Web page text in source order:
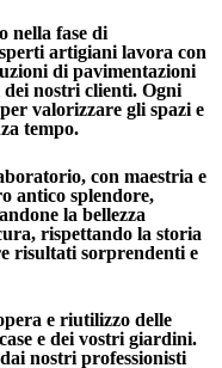
nella fase di
artigiani lavora con
di pavimentazioni
dei nostri clienti. Ogni
valorizzare gli spazi e
tempo.
con maestria e
antico splendore,
la bellezza
rispettando la storia
risultati sorprendenti e
e riutilizzo delle
e dei vostri giardini.
nostri professionisti